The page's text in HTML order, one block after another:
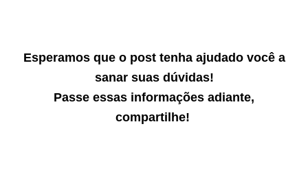
Esperamos que o post tenha ajudado você a
sanar suas dúvidas!
Passe essas informações adiante,
compartilhe!